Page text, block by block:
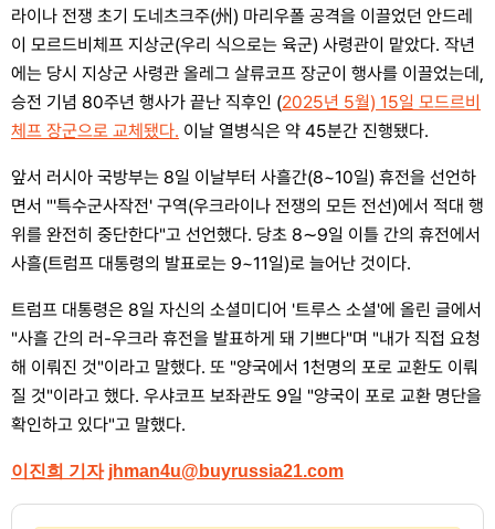
라이나 전쟁 초기 도네츠크주(州) 마리우폴 공격을 이끌었던 안드레
이 모르드비체프 지상군(우리 식으로는 육군) 사령관이 맡았다. 작년
에는 당시 지상군 사령관 올레그 살류코프 장군이 행사를 이끌었는데,
승전 기념 80주년 행사가 끝난 직후인 (2025년 5월) 15일 모드르비
체프 장군으로 교체됐다. 이날 열병식은 약 45분간 진행됐다.
앞서 러시아 국방부는 8일 이날부터 사흘간(8~10일) 휴전을 선언하
면서 "'특수군사작전' 구역(우크라이나 전쟁의 모든 전선)에서 적대 행
위를 완전히 중단한다"고 선언했다. 당초 8∼9일 이틀 간의 휴전에서
사흘(트럼프 대통령의 발표로는 9~11일)로 늘어난 것이다.
트럼프 대통령은 8일 자신의 소셜미디어 '트루스 소셜'에 올린 글에서
"사흘 간의 러-우크라 휴전을 발표하게 돼 기쁘다"며 "내가 직접 요청
해 이뤄진 것"이라고 말했다. 또 "양국에서 1천명의 포로 교환도 이뤄
질 것"이라고 했다. 우샤코프 보좌관도 9일 "양국이 포로 교환 명단을
확인하고 있다"고 말했다.
이진희 기자 jhman4u@buyrussia21.com